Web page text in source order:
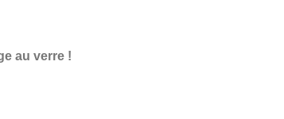
au verre !